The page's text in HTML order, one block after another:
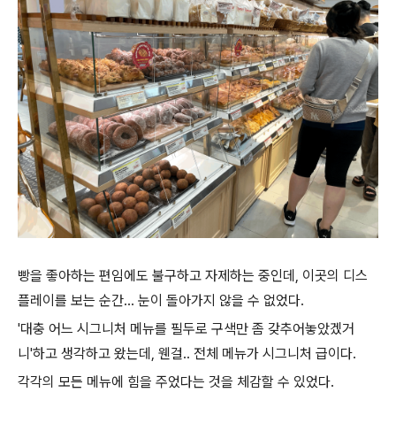
빵을 좋아하는 편임에도 불구하고 자제하는 중인데, 이곳의 디스
플레이를 보는 순간... 눈이 돌아가지 않을 수 없었다.
'대충 어느 시그니처 메뉴를 필두로 구색만 좀 갖추어놓았겠거
니'하고 생각하고 왔는데, 웬걸.. 전체 메뉴가 시그니처 급이다.
각각의 모든 메뉴에 힘을 주었다는 것을 체감할 수 있었다.